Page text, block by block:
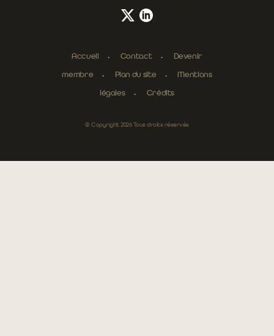
Accueil Contact Devenir
membre Plan du site Mentions
légales Crédits
© Copyright 2026 Tous droits réservés